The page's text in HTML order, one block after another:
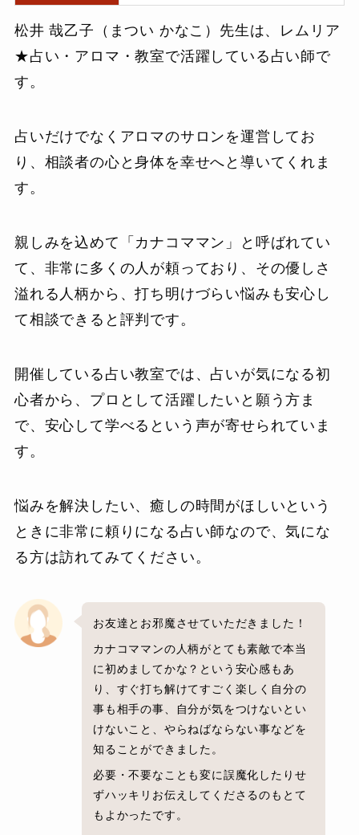
松井 哉乙子（まつい かなこ）先生は、レムリア
★占い・アロマ・教室で活躍している占い師で
す。
占いだけでなくアロマのサロンを運営してお
り、相談者の心と身体を幸せへと導いてくれま
す。
親しみを込めて「カナコママン」と呼ばれてい
て、非常に多くの人が頼っており、その優しさ
溢れる人柄から、打ち明けづらい悩みも安心し
て相談できると評判です。
開催している占い教室では、占いが気になる初
心者から、プロとして活躍したいと願う方ま
で、安心して学べるという声が寄せられていま
す。
悩みを解決したい、癒しの時間がほしいという
ときに非常に頼りになる占い師なので、気にな
る方は訪れてみてください。
お友達とお邪魔させていただきました！
カナコママンの人柄がとても素敵で本当
に初めましてかな？という安心感もあ
り、すぐ打ち解けてすごく楽しく自分の
事も相手の事、自分が気をつけないとい
けないこと、やらねばならない事などを
知ることができました。
必要・不要なことも変に誤魔化したりせ
ずハッキリお伝えしてくださるのもとて
もよかったです。